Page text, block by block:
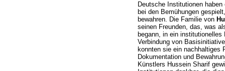
Deutsche Institutionen
bei den Bemühungen
bewahren. Die Familie von
seinen Freunden, das, was
begann, in ein
Verbindung von
konnten sie ein nachhaltiges
Dokumentation und
Künstlers Hussein Sharif